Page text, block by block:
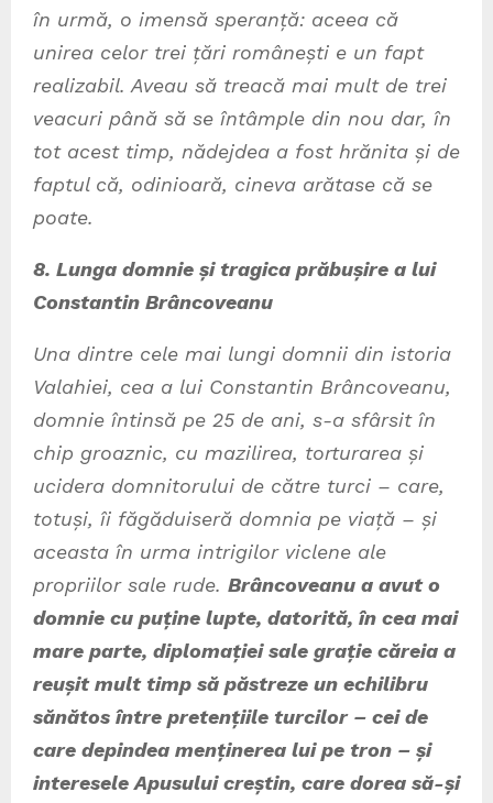
în urmă, o imensă speranță: aceea că
unirea celor trei țări românești e un fapt
realizabil. Aveau să treacă mai mult de trei
veacuri până să se întâmple din nou dar, în
tot acest timp, nădejdea a fost hrănita și de
faptul că, odinioară, cineva arătase că se
poate.
8. Lunga domnie și tragica prăbușire a lui
Constantin Brâncoveanu
Una dintre cele mai lungi domnii din istoria
Valahiei, cea a lui Constantin Brâncoveanu,
domnie întinsă pe 25 de ani, s-a sfârsit în
chip groaznic, cu mazilirea, torturarea și
ucidera domnitorului de către turci – care,
totuși, îi făgăduiseră domnia pe viață – și
aceasta în urma intrigilor viclene ale
propriilor sale rude. Brâncoveanu a avut o
domnie cu puține lupte, datorită, în cea mai
mare parte, diplomației sale grație căreia a
reușit mult timp să păstreze un echilibru
sănătos între pretențiile turcilor – cei de
care depindea menținerea lui pe tron – și
interesele Apusului creștin, care dorea să-și